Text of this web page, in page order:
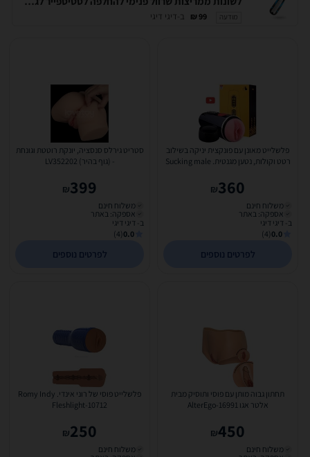
מודעה 99 ₪ ב-דיגי דיגי
פלשלייט מאונן עם פונקצית יניקה בשילוב
רטט וקולות, נטען מגנטית. Sucking male
360
₪
משלוח חינם
אספקה: באתר
ב- דיגי דיגי
0.0
(4)
לפרטים נוספים
סטריט גירלס סנסציה, יונקת רוטטת וגונחת
- (גוף בהיר) LV352202
399
₪
משלוח חינם
אספקה: באתר
ב- דיגי דיגי
0.0
(4)
לפרטים נוספים
תחתון גבוה מותן עם פוסי ותוסיק מבית
אלטר אגו AlterEgo-16991
450
₪
משלוח חינם
פלשלייט פוסי של רוני אינדי. Romy Indy
Fleshlight-10712
250
₪
משלוח חינם